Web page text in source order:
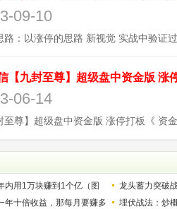
09-10
06-14
内用1万块赚到1个亿（图
龙头蓄力突破
的技巧（图解
年十倍收益，那每月要赚多
埋伏战法：炒